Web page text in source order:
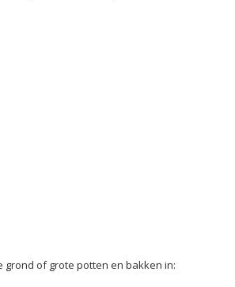
of grote potten en bakken in: